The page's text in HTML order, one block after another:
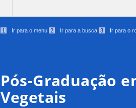
1 Ir para o menu 2 Ir para a busca 3 Ir para o
Pós-Graduação
Vegetais